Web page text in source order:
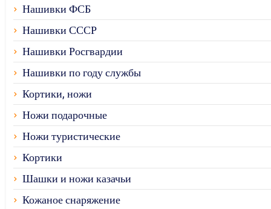
Нашивки ФСБ
Нашивки СССР
Нашивки Росгвардии
Нашивки по году службы
Кортики, ножи
Ножи подарочные
Ножи туристические
Кортики
Шашки и ножи казачьи
Кожаное снаряжение